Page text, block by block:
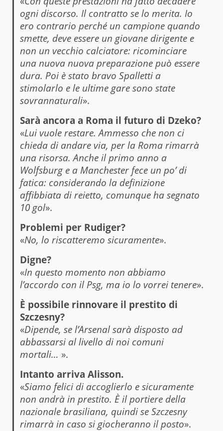
ogni discorso. Il contratto se lo merita. Io
ero contrario perché un campione quando
smette, deve essere un giovane dirigente e
non un vecchio calciatore: ricominciare
una nuova nuova preparazione può essere
dura. Poi è stato bravo Spalletti a
stimolarlo e le ultime gare sono state
sovrannaturali».
Sarà ancora a Roma il futuro di Dzeko?
«Lui vuole restare. Ammesso che non ci
chieda di andare via, per la Roma rimarrà
una risorsa. Anche il primo anno a
Wolfsburg e a Manchester fece un po’ di
fatica: considerando la definizione
affibbiata di reietto, comunque ha segnato
10 gol».
Problemi per Rudiger?
«No, lo riscatteremo sicuramente».
Digne?
«In questo momento non abbiamo
l’accordo con il Psg, ma io lo vorrei tenere».
È possibile rinnovare il prestito di
Szczesny?
«Dipende, se l’Arsenal sarà disposto ad
abbassarsi al livello di noi comuni
mortali… ».
Intanto arriva Alisson.
«Siamo felici di accoglierlo e sicuramente
non andrà in prestito. È il portiere della
nazionale brasiliana, quindi se Szczesny
rimarrà in caso si giocheranno il posto».